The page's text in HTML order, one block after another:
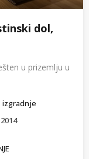
dol,
u prizemlju u
izgradnje
2014